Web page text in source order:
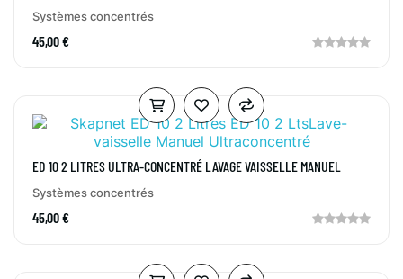
Systèmes concentrés
45,00 €
ED 10 2 LITRES ULTRA-CONCENTRÉ LAVAGE VAISSELLE MANUEL
Systèmes concentrés
45,00 €